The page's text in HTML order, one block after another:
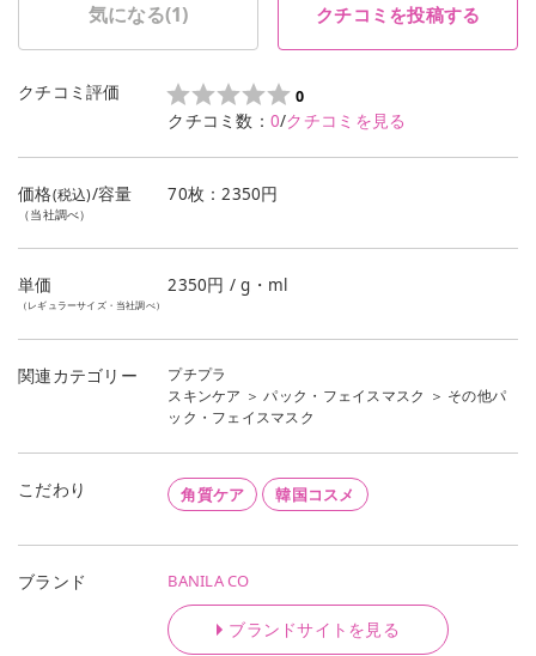
気になる(1) クチコミを投稿する
クチコミ評価 0
クチコミ数： 0/クチコミを見る
価格(税込)/容量
（当社調べ）
70枚：2350円
単価
（レギュラーサイズ・当社調べ）
2350円 / g・ml
関連カテゴリー
プチプラ
スキンケア ＞パック・フェイスマスク ＞ その他パ
ック・フェイスマスク
こだわり 角質ケア 韓国コスメ
ブランド BANILA CO
ブランドサイトを見る